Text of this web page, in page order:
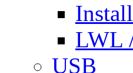
LWL
USB